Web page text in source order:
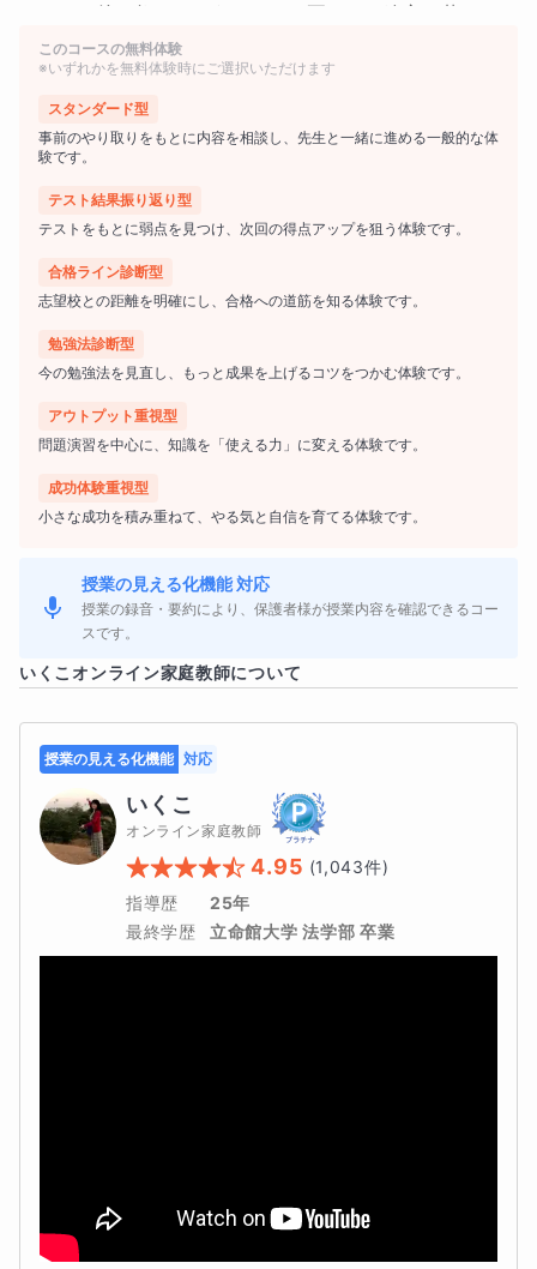
われても後の祭りのようなことを耳にし、途方に暮れてし
まう生徒さんが数多くいらっしゃいます。
でも安心してください。
国語が苦手な生徒さんには、問題文を読むことに慣れるた
めの勉強法の指導から始め、解法が身につくよう段階を踏
んで練習していただきます。国語が得意な生徒さんはその
実力に磨きをかけ、高校入学後の学習、ひいては大学入試
す。
国語は、正しく練習すれば必ず伸びます。
感覚を技術に変えましょう。
※授業日以外もチャット質問対応いたします。（月額プラ
ス3,000円）
■宿題の有無
宿題は毎週出します。
指導日の前日までに提出頂き、添削を済ませた上で解説を
行います。
どうしてもできない場合は当日の午前中に必ずご連絡くだ
■保護者様への報告スタイル
■指導可能時間帯/曜日
このコースの無料体験
※いずれかを無料体験時にご選択いただけます
スタンダード型
事前のやり取りをもとに内容を相談し、先生と一緒に進める一般的な体
験です。
テスト結果振り返り型
テストをもとに弱点を見つけ、次回の得点アップを狙う体験です。
合格ライン診断型
志望校との距離を明確にし、合格への道筋を知る体験です。
勉強法診断型
今の勉強法を見直し、もっと成果を上げるコツをつかむ体験です。
アウトプット重視型
問題演習を中心に、知識を「使える力」に変える体験です。
成功体験重視型
小さな成功を積み重ねて、やる気と自信を育てる体験です。
授業の見える化機能 対応
授業の録音・要約により、保護者様が授業内容を確認できるコー
スです。
いくこオンライン家庭教師について
授業の見える化機能 対応
いくこ
オンライン家庭教師
4.95 (1,043件)
指導歴
25年
最終学歴
立命館大学 法学部 卒業